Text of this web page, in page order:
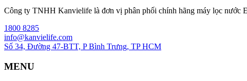
Công ty TNHH Kanvielife là đơn vị phân phối chính hãng máy lọc nước
1800 8285
info@kanvielife.com
Số 34, Đường 47-BTT, P Bình Trưng, TP HCM
MENU